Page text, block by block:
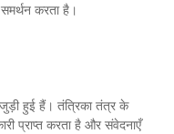
करता है।
हुई हैं। तंत्रिका तंत्र के
प्राप्त करता है और संवेदनाएँ